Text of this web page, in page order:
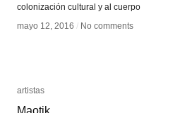
colonización cultural y al cuerpo
mayo 12, 2016 / No comments
mayo 12, 2016 / No comments
artistas
Maotik
artistas
Maotik